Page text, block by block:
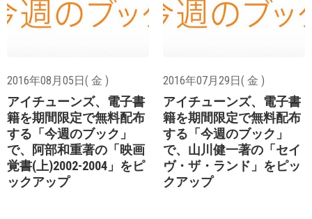
2016年08月05日( 金 )
アイチューンズ、電子書
籍を期間限定で無料配布
する「今週のブック」
で、阿部和重著の「映画
覚書(上)2002-2004」をピ
ックアップ
2016年07月29日( 金 )
アイチューンズ、電子書
籍を期間限定で無料配布
する「今週のブック」
で、山川健一著の「セイ
ヴ・ザ・ランド」をピッ
クアップ